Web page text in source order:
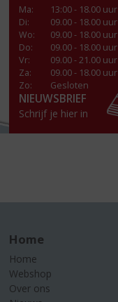
Ma:
13:00 - 18.00 uur
Di:
09.00 - 18.00 uur
Wo:
09.00 - 18.00 uur
Do:
09.00 - 18.00 uur
Vr:
09.00 - 21.00 uur
Za:
09.00 - 18.00 uur
Zo:
Gesloten
NIEUWSBRIEF
Schrijf je hier in
Home
Home
Webshop
Over ons